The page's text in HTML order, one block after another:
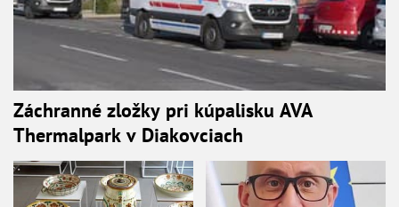
Záchranné zložky pri kúpalisku AVA
Thermalpark v Diakovciach